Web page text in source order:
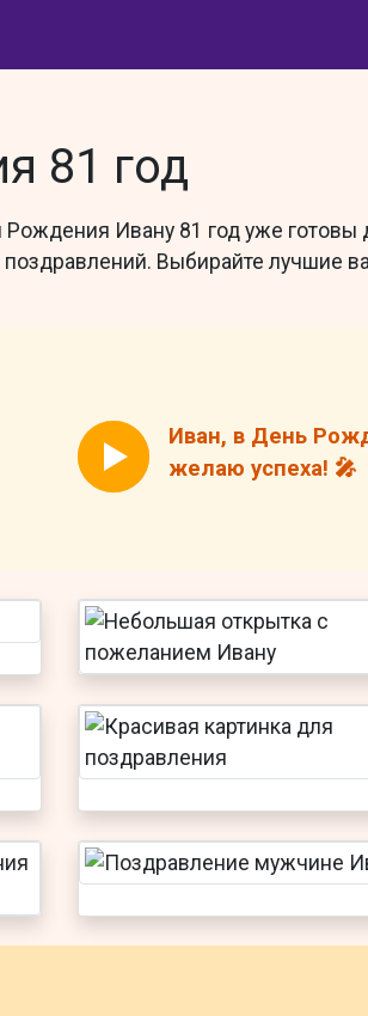
81 год
Ивану 81 год уже готовы
Выбирайте лучшие
Иван, в День
желаю успеха! 🎤